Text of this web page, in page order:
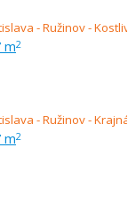
m2
m2